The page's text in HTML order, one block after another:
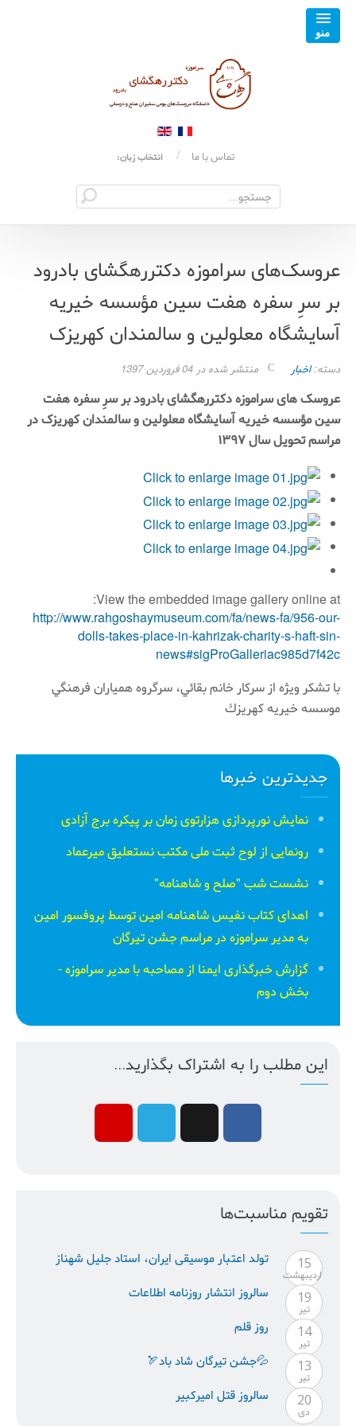
تماس با ما انتخاب زبان:
عروسک‌های سراموزه دکتررهگشای بادرود
بر سرِ سفره هفت سین مؤسسه خیریه
آسایشگاه معلولین و سالمندان کهریزک
دسته:اخبار منتشر شده در 04 فروردين 1397
عروسک های سراموزه دکتررهگشای بادرود بر سرِ سفره هفت
سین مؤسسه خیریه آسایشگاه معلولین و سالمندان کهریزک در
مراسم تحویل سال ١٣٩٧
View the embedded image gallery online at:
http://www.rahgoshaymuseum.com/fa/news-fa/956-our-
dolls-takes-place-in-kahrizak-charity-s-haft-sin-
news#sigProGalleriac985d7f42c
با تشكر ويژه از سركار خانم بقائي، سرگروه همياران فرهنگي
موسسه خيريه كهريزك
جدیدترین خبرها
نمایش نورپردازی هزارتوی زمان بر پیکره برج آزادی
رونمایی از لوح ثبت ملی مكتب نستعلیق میرعماد
نشست شب "صلح و شاهنامه"
اهدای کتاب نفیس شاهنامه امین توسط پروفسور امین
به مدیر سراموزه در مراسم جشن تیرگان
گزارش خبرگذاری ایمنا از مصاحبه با مدیر سراموزه -
بخش دوم
این مطلب را به اشتراک بگذارید...
تقویم مناسبت‌ها
15
ارديبهشت
تولد اعتبار موسيقى ايران، استاد جليل شهناز
19
تیر
سالروز انتشار روزنامه اطلاعات
14
تیر
روز قلم
13
تیر
💦جشن تیرگان شاد باد🏹
20
دی
سالروز قتل امیرکبیر